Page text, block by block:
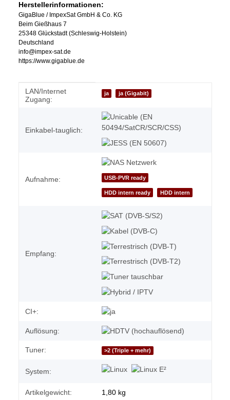
Herstellerinformationen:
GigaBlue / ImpexSat GmbH & Co. KG
Beim Gießhaus 7
25348 Glückstadt (Schleswig-Holstein)
Deutschland
info@impex-sat.de
https://www.gigablue.de
Produkteigenschaft
Wert
LAN/Internet
Zugang:
ja ja (Gigabit)
Einkabel-tauglich:
Aufnahme: USB-PVR ready
HDD intern ready HDD intern
Empfang:
CI+:
Auflösung:
Tuner: >2 (Triple + mehr)
System:
Artikelgewicht: 1,80 kg